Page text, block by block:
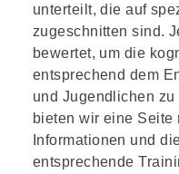
Verbales
Quantitatives
Nonverbales
Räumliches
unterteilt, die auf
zugeschnitten sind.
bewertet, um die
entsprechend dem
und Jugendlichen zu
bieten wir eine Seite
Informationen und
entsprechende